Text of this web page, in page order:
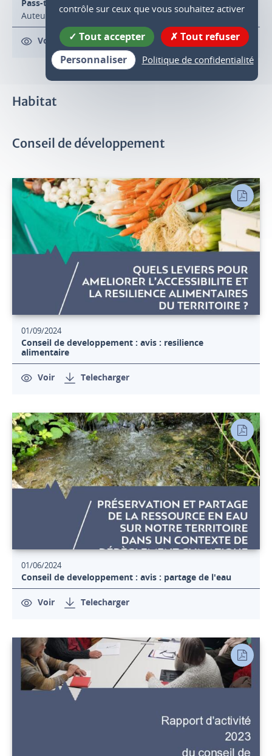
Pass-theque : guide emprunteur
Auteur : SMVIC
Voir Telecharger
Habitat
Conseil de développement
01/09/2024
Conseil de developpement : avis : resilience
alimentaire
Voir Telecharger
01/06/2024
Conseil de developpement : avis : partage de l'eau
Voir Telecharger
contrôle sur ceux que vous souhaitez activer
Tout accepter
Tout refuser
Personnaliser
Politique de confidentialité